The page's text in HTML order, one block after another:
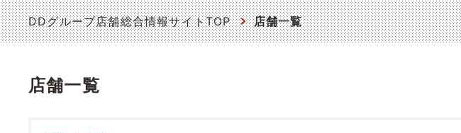
DDグループ店舗総合情報サイトTOP 店舗一覧
店舗一覧